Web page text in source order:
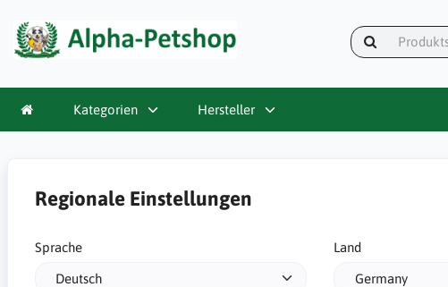
Kategorien Hersteller
Regionale Einstellungen
Sprache Land